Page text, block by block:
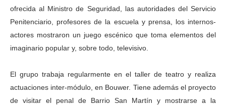
ofrecida al Ministro de Seguridad, las autoridades del Servicio
Penitenciario, profesores de la escuela y prensa, los internos-
actores mostraron un juego escénico que toma elementos del
imaginario popular y, sobre todo, televisivo.
El grupo trabaja regularmente en el taller de teatro y realiza
actuaciones inter-módulo, en Bouwer. Tiene además el proyecto
de visitar el penal de Barrio San Martín y mostrarse a la